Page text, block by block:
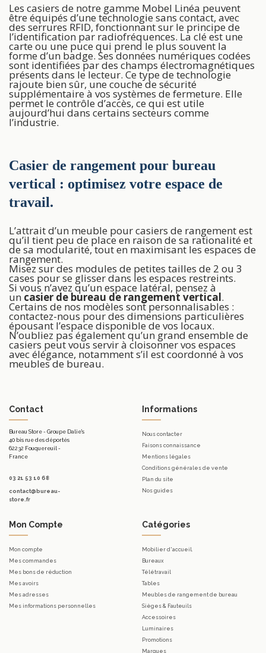
Les casiers de notre gamme Mobel Linéa peuvent
être équipés d’une technologie sans contact, avec
des serrures RFID, fonctionnant sur le principe de
l’identification par radiofréquences. La clé est une
carte ou une puce qui prend le plus souvent la
forme d’un badge. Ses données numériques codées
sont identifiées par des champs électromagnétiques
présents dans le lecteur. Ce type de technologie
rajoute bien sûr, une couche de sécurité
supplémentaire à vos systèmes de fermeture. Elle
permet le contrôle d’accès, ce qui est utile
aujourd’hui dans certains secteurs comme
l’industrie.
Casier de rangement pour bureau
vertical : optimisez votre espace de
travail.
L’attrait d’un meuble pour casiers de rangement est
qu’il tient peu de place en raison de sa rationalité et
de sa modularité, tout en maximisant les espaces de
rangement.
Misez sur des modules de petites tailles de 2 ou 3
cases pour se glisser dans les espaces restreints.
Si vous n’avez qu’un espace latéral, pensez à
un casier de bureau de rangement vertical.
Certains de nos modèles sont personnalisables :
contactez-nous pour des dimensions particulières
épousant l’espace disponible de vos locaux.
N’oubliez pas également qu’un grand ensemble de
casiers peut vous servir à cloisonner vos espaces
avec élégance, notamment s’il est coordonné à vos
meubles de bureau.
Contact
Bureau Store - Groupe Dalie's
40 bis rue des déportés
62232 Fouquereuil -
France
03 21 53 10 68
contact@bureau-
store.fr
Informations
Nous contacter
Faisons connaissance
Mentions légales
Conditions générales de vente
Plan du site
Nos guides
Mon Compte
Mon compte
Mes commandes
Mes bons de réduction
Mes avoirs
Mes adresses
Mes informations personnelles
Catégories
Mobilier d'accueil.
Bureaux
Télétravail
Tables
Meubles de rangement de bureau
Sièges & Fauteuils
Accessoires
Luminaires
Promotions
Marques